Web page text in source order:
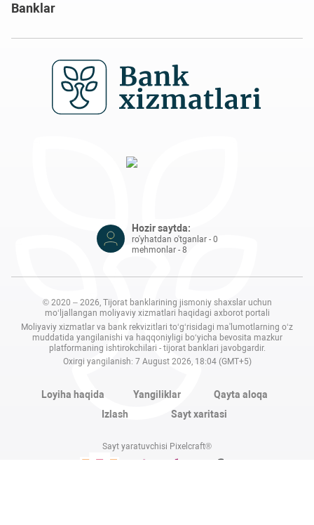
Banklar
Hozir saytda:
ro'yhatdan o'tganlar - 0
mehmonlar - 8
© 2020 – 2026, Tijorat banklarining jismoniy shaxslar uchun
mo‘ljallangan moliyaviy xizmatlari haqidagi axborot portali
Moliyaviy xizmatlar va bank rekvizitlari to‘g‘risidagi ma'lumotlarning o‘z
muddatida yangilanishi va haqqoniyligi bo‘yicha bevosita mazkur
platformaning ishtirokchilari - tijorat banklari javobgardir.
Oxirgi yangilanish: 7 August 2026, 18:04 (GMT+5)
Loyiha haqida Yangiliklar
Qayta aloqa
Izlash
Sayt xaritasi
Sayt yaratuvchisi Pixelcraft®